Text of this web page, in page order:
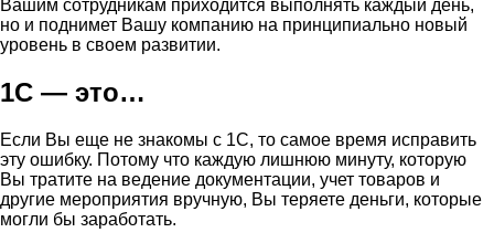
Вашим сотрудникам приходится выполнять каждый день,
но и поднимет Вашу компанию на принципиально новый
уровень в своем развитии.
1С — это…
Если Вы еще не знакомы с 1С, то самое время исправить
эту ошибку. Потому что каждую лишнюю минуту, которую
Вы тратите на ведение документации, учет товаров и
другие мероприятия вручную, Вы теряете деньги, которые
могли бы заработать.